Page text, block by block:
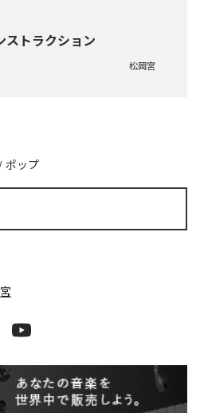
ストラクション
松岡宮
/ ポップ